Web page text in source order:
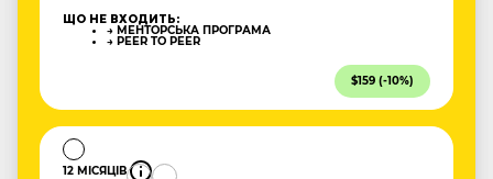
ЩО НЕ ВХОДИТЬ:
→ МЕНТОРСЬКА ПРОГРАМА
→ PEER TO PEER
$159 (-10%)
12 МІСЯЦІВ